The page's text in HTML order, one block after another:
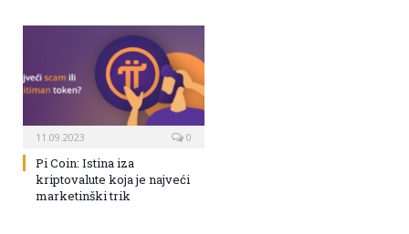
11.09.2023 0
Pi Coin: Istina iza
kriptovalute koja je najveći
marketinški trik